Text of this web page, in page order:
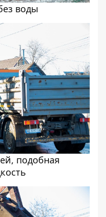
воды
подобная